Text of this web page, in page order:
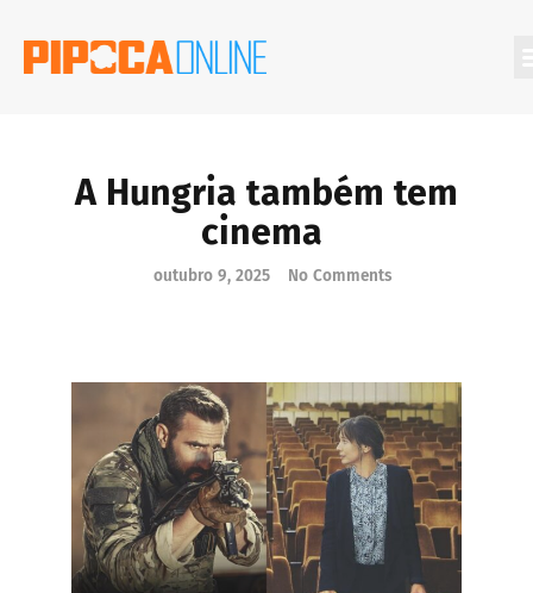
A Hungria também tem
cinema
outubro 9, 2025 No Comments